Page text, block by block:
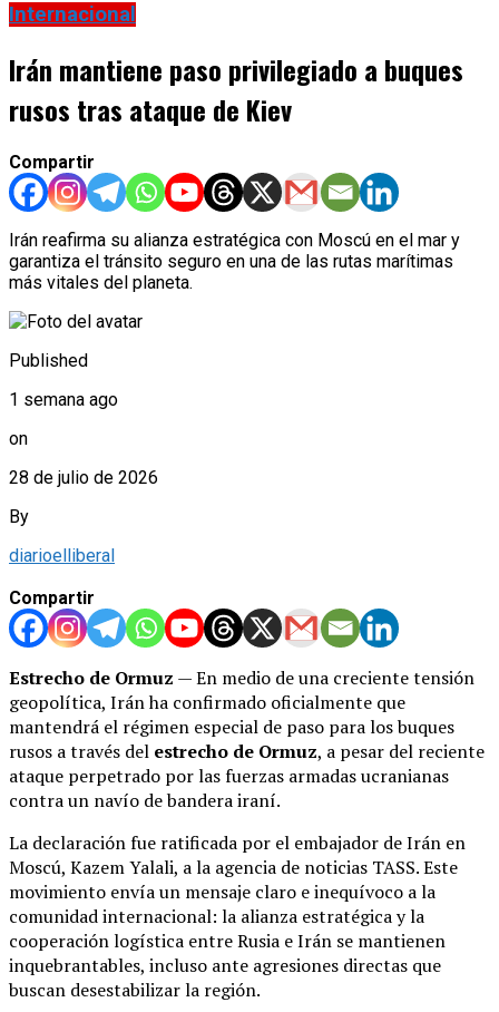
Internacional
Irán mantiene paso privilegiado a buques
rusos tras ataque de Kiev
Compartir
Irán reafirma su alianza estratégica con Moscú en el mar y
garantiza el tránsito seguro en una de las rutas marítimas
más vitales del planeta.
Published
1 semana ago
on
28 de julio de 2026
By
diarioelliberal
Compartir
Estrecho de Ormuz — En medio de una creciente tensión
geopolítica, Irán ha confirmado oficialmente que
mantendrá el régimen especial de paso para los buques
rusos a través del estrecho de Ormuz, a pesar del reciente
ataque perpetrado por las fuerzas armadas ucranianas
contra un navío de bandera iraní.
La declaración fue ratificada por el embajador de Irán en
Moscú, Kazem Yalali, a la agencia de noticias TASS. Este
movimiento envía un mensaje claro e inequívoco a la
comunidad internacional: la alianza estratégica y la
cooperación logística entre Rusia e Irán se mantienen
inquebrantables, incluso ante agresiones directas que
buscan desestabilizar la región.